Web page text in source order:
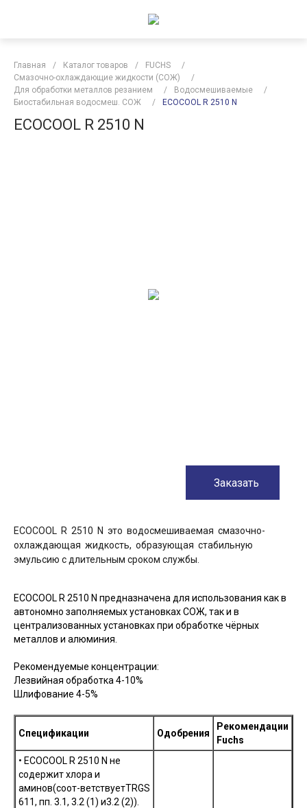
Главная / Каталог товаров / FUCHS
/
Смазочно-охлаждающие жидкости (СОЖ)
/
Для обработки металлов резанием
/ Водосмешиваемые
/
Биостабильная водосмеш. СОЖ
/ ECOCOOL R 2510 N
ECOCOOL R 2510 N
Заказать
ECOCOOL R 2510 N это водосмешиваемая смазочно-
охлаждающая жидкость, образующая стабильную
эмульсию с длительным сроком службы.
ECOCOOL R 2510 N предназначена для использования как в
автономно заполняемых установках СОЖ, так и в
централизованных установках при обработке чёрных
металлов и алюминия.
Рекомендуемые концентрации:
Лезвийная обработка 4-10%
Шлифование 4-5%
Спецификации Одобрения
Рекомендации
Fuchs
• ECOCOOL R 2510 N не
содержит хлора и
аминов(соот-ветствуетTRGS
611, пп. 3.1, 3.2 (1) и3.2 (2)).